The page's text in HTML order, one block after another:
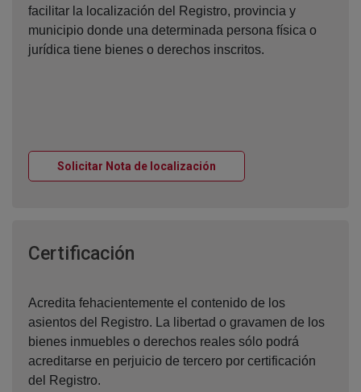
facilitar la localización del Registro, provincia y
municipio donde una determinada persona física o
jurídica tiene bienes o derechos inscritos.
Solicitar Nota de localización
Certificación
Acredita fehacientemente el contenido de los
asientos del Registro. La libertad o gravamen de los
bienes inmuebles o derechos reales sólo podrá
acreditarse en perjuicio de tercero por certificación
del Registro.